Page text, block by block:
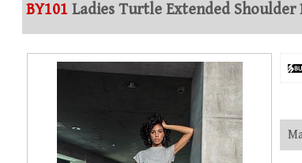
BY101 Ladies Turtle Extended Shoulder